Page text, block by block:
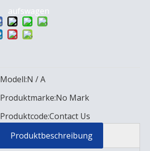
aufswagen
Modell:N / A
Produktmarke:No Mark
Produktcode:Contact Us
Produktbeschreibung